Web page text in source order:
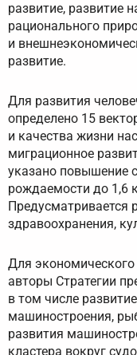
развитие, развитие
рационального
и
развитие.
Для развития
определено 15
и качества жизни
миграционное
указано повышение
рождаемости до 1,6
Предусматривается
здравоохранения,
Для
авторы Стратегии
в том числе
машиностроения,
развития
кластера вокруг